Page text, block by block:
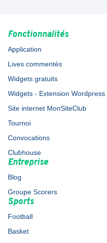
Fonctionnalités
Application
Lives commentés
Widgets gratuits
Widgets - Extension Wordpress
Site internet MonSiteClub
Tournoi
Convocations
Clubhouse
Entreprise
Blog
Groupe Scorers
Sports
Football
Basket